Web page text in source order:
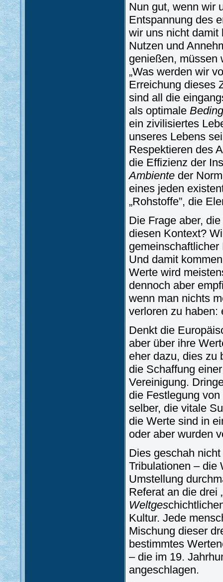
Nun gut, wenn wir
Entspannung des
wir uns nicht damit
Nutzen und
genießen, müssen
„Was werden wir
Erreichung dieses
sind all die
als optimale
ein zivilisiertes
unseres Lebens
Respektieren des
die Effizienz der
Ambiente der
eines jeden
„Rohstoffe”, die
Die Frage aber,
diesen Kontext?
Und damit
Werte wird
dennoch aber
wenn man nichts
verloren zu haben:
Denkt die
aber über ihre
eher dazu, dies zu
die Schaffung
Vereinigung.
die Festlegung
selber, die vitale
die Werte sind in
oder aber wurden
Dies geschah
Tribulationen – die
Umstellung
Referat an die drei
Weltges
Kultur. Jede
Mischung dieser
bestimmtes
– die im 19.
angeschlagen.